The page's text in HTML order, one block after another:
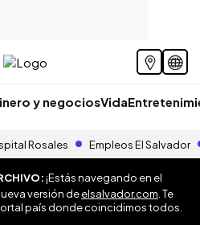
y negociosVida
Rosales Empleos El Salvador
¡Estás navegando en el
versión deelsalvador.com . Te
país donde coincidimos todos.